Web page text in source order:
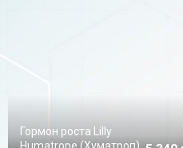
Гормон роста Lilly